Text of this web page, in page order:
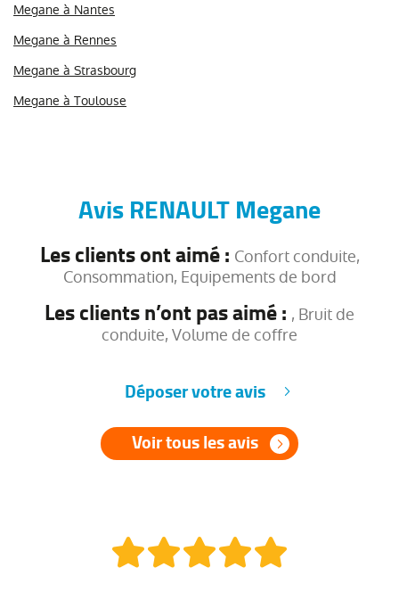
Megane à Nantes
Megane à Rennes
Megane à Strasbourg
Megane à Toulouse
Avis RENAULT Megane
Les clients ont aimé : Confort conduite,
Consommation, Equipements de bord
Les clients n’ont pas aimé : , Bruit de
conduite, Volume de coffre
Déposer votre avis
Voir tous les avis